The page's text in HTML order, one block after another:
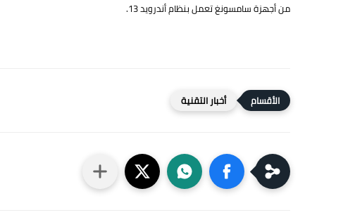
من أجهزة سامسونغ تعمل بنظام أندرويد 13.
أخبار التقنية